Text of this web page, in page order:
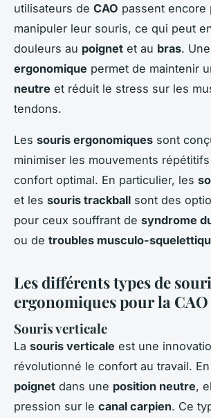
utilisateurs de CAO passent encore
manipuler leur souris, ce qui peut
douleurs au poignet et au bras. Une
ergonomique permet de maintenir
neutre et réduit le stress sur les
tendons.
Les souris ergonomiques sont
minimiser les mouvements
confort optimal. En particulier, les
et les souris trackball sont des
pour ceux souffrant de syndrome
ou de troubles musculo-
Les différents types de
ergonomiques pour la CAO
Souris verticale
La souris verticale est une
révolutionné le confort au travail.
poignet dans une position neutre,
pression sur le canal carpien. Ce